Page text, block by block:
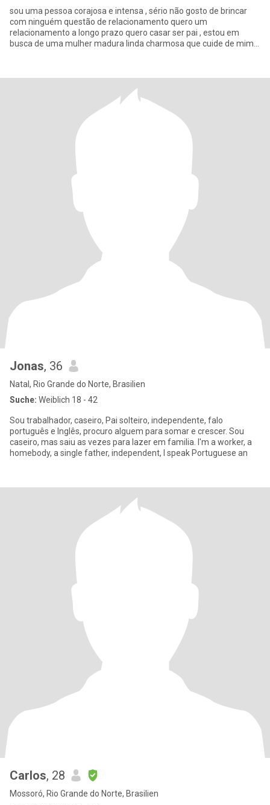
sou uma pessoa corajosa e intensa , sério não gosto de brincar
com ninguém questão de relacionamento quero um
relacionamento a longo prazo quero casar ser pai , estou em
busca de uma mulher madura linda charmosa que cuide de mim
Jonas, 36
Natal, Rio Grande do Norte, Brasilien
Suche: Weiblich 18 - 42
Sou trabalhador, caseiro, Pai solteiro, independente, falo
português e Inglês, procuro alguem para somar e crescer. Sou
caseiro, mas saiu as vezes para lazer em familia. I'm a worker, a
homebody, a single father, independent, I speak Portuguese an
Carlos, 28
Mossoró, Rio Grande do Norte, Brasilien